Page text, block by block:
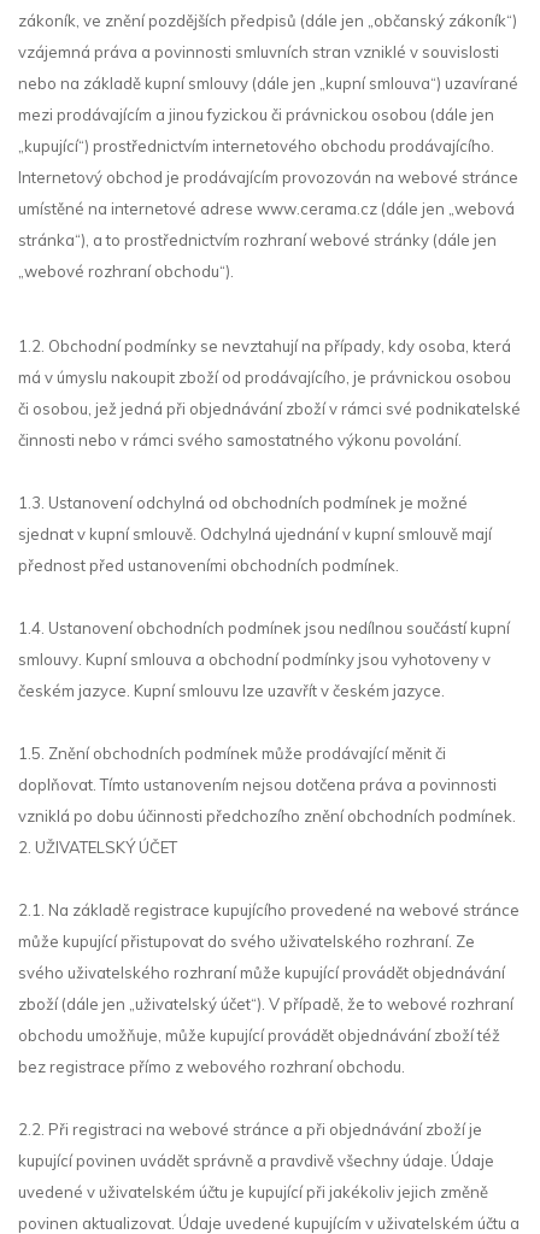
zákoník, ve znění pozdějších předpisů (dále jen „občanský zákoník“)
vzájemná práva a povinnosti smluvních stran vzniklé v souvislosti
nebo na základě kupní smlouvy (dále jen „kupní smlouva“) uzavírané
mezi prodávajícím a jinou fyzickou či právnickou osobou (dále jen
„kupující“) prostřednictvím internetového obchodu prodávajícího.
Internetový obchod je prodávajícím provozován na webové stránce
umístěné na internetové adrese www.cerama.cz (dále jen „webová
stránka“), a to prostřednictvím rozhraní webové stránky (dále jen
„webové rozhraní obchodu“).
1.2. Obchodní podmínky se nevztahují na případy, kdy osoba, která
má v úmyslu nakoupit zboží od prodávajícího, je právnickou osobou
či osobou, jež jedná při objednávání zboží v rámci své podnikatelské
činnosti nebo v rámci svého samostatného výkonu povolání.
1.3. Ustanovení odchylná od obchodních podmínek je možné
sjednat v kupní smlouvě. Odchylná ujednání v kupní smlouvě mají
přednost před ustanoveními obchodních podmínek.
1.4. Ustanovení obchodních podmínek jsou nedílnou součástí kupní
smlouvy. Kupní smlouva a obchodní podmínky jsou vyhotoveny v
českém jazyce. Kupní smlouvu lze uzavřít v českém jazyce.
1.5. Znění obchodních podmínek může prodávající měnit či
doplňovat. Tímto ustanovením nejsou dotčena práva a povinnosti
vzniklá po dobu účinnosti předchozího znění obchodních podmínek.
2. UŽIVATELSKÝ ÚČET
2.1. Na základě registrace kupujícího provedené na webové stránce
může kupující přistupovat do svého uživatelského rozhraní. Ze
svého uživatelského rozhraní může kupující provádět objednávání
zboží (dále jen „uživatelský účet“). V případě, že to webové rozhraní
obchodu umožňuje, může kupující provádět objednávání zboží též
bez registrace přímo z webového rozhraní obchodu.
2.2. Při registraci na webové stránce a při objednávání zboží je
kupující povinen uvádět správně a pravdivě všechny údaje. Údaje
uvedené v uživatelském účtu je kupující při jakékoliv jejich změně
povinen aktualizovat. Údaje uvedené kupujícím v uživatelském účtu a